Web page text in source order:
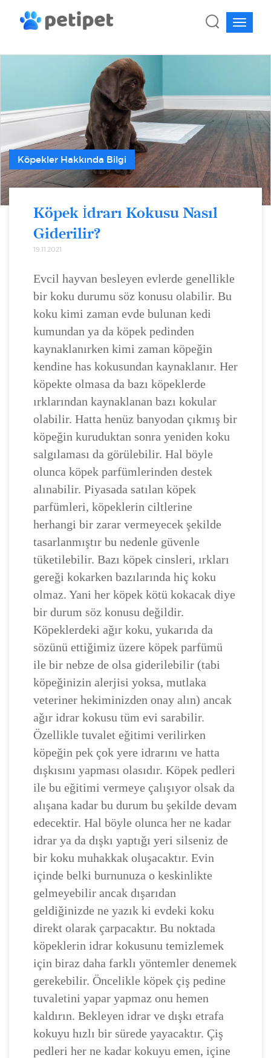
Köpekler Hakkında Bilgi
Köpek İdrarı Kokusu Nasıl
Giderilir?
19.11.2021
Evcil hayvan besleyen evlerde genellikle
bir koku durumu söz konusu olabilir. Bu
koku kimi zaman evde bulunan kedi
kumundan ya da köpek pedinden
kaynaklanırken kimi zaman köpeğin
kendine has kokusundan kaynaklanır. Her
köpekte olmasa da bazı köpeklerde
ırklarından kaynaklanan bazı kokular
olabilir. Hatta henüz banyodan çıkmış bir
köpeğin kuruduktan sonra yeniden koku
salgılaması da görülebilir. Hal böyle
olunca köpek parfümlerinden destek
alınabilir. Piyasada satılan köpek
parfümleri, köpeklerin ciltlerine
herhangi bir zarar vermeyecek şekilde
tasarlanmıştır bu nedenle güvenle
tüketilebilir. Bazı köpek cinsleri, ırkları
gereği kokarken bazılarında hiç koku
olmaz. Yani her köpek kötü kokacak diye
bir durum söz konusu değildir.
Köpeklerdeki ağır koku, yukarıda da
sözünü ettiğimiz üzere köpek parfümü
ile bir nebze de olsa giderilebilir (tabi
köpeğinizin alerjisi yoksa, mutlaka
veteriner hekiminizden onay alın) ancak
ağır idrar kokusu tüm evi sarabilir.
Özellikle tuvalet eğitimi verilirken
köpeğin pek çok yere idrarını ve hatta
dışkısını yapması olasıdır. Köpek pedleri
ile bu eğitimi vermeye çalışıyor olsak da
alışana kadar bu durum bu şekilde devam
edecektir. Hal böyle olunca her ne kadar
idrar ya da dışkı yaptığı yeri silseniz de
bir koku muhakkak oluşacaktır. Evin
içinde belki burnunuza o keskinlikte
gelmeyebilir ancak dışarıdan
geldiğinizde ne yazık ki evdeki koku
direkt olarak çarpacaktır. Bu noktada
köpeklerin idrar kokusunu temizlemek
için biraz daha farklı yöntemler denemek
gerekebilir. Öncelikle köpek çiş pedine
tuvaletini yapar yapmaz onu hemen
kaldırın. Bekleyen idrar ve dışkı etrafa
kokuyu hızlı bir sürede yayacaktır. Çiş
pedleri her ne kadar kokuyu emen, içine